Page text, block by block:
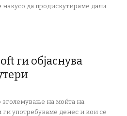
накусо да продискутираме дали
ги објаснува
на моќта на
употребуваме денес и кои се